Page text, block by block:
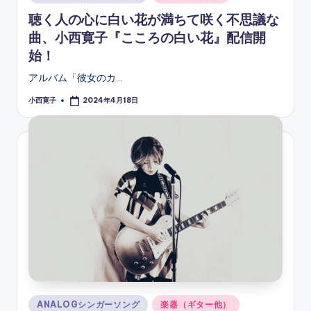
in
聴く人の心に白い花が満ちて咲く不思議な
曲、小西寛子『こころの白い花』配信開
始！
アルバム「彼女のカ…
Posted
小西寛子 2024年4月18日
Posted
ANALOGシンガーソング 楽器（ギター他）